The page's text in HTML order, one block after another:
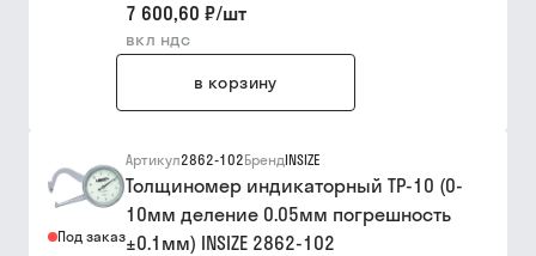
7 600,60 ₽/шт
вкл ндс
в корзину
Под заказ
Артикул2862-102БрендINSIZE
Толщиномер индикаторный ТР-10 (0-
10мм деление 0.05мм погрешность
±0.1мм) INSIZE 2862-102